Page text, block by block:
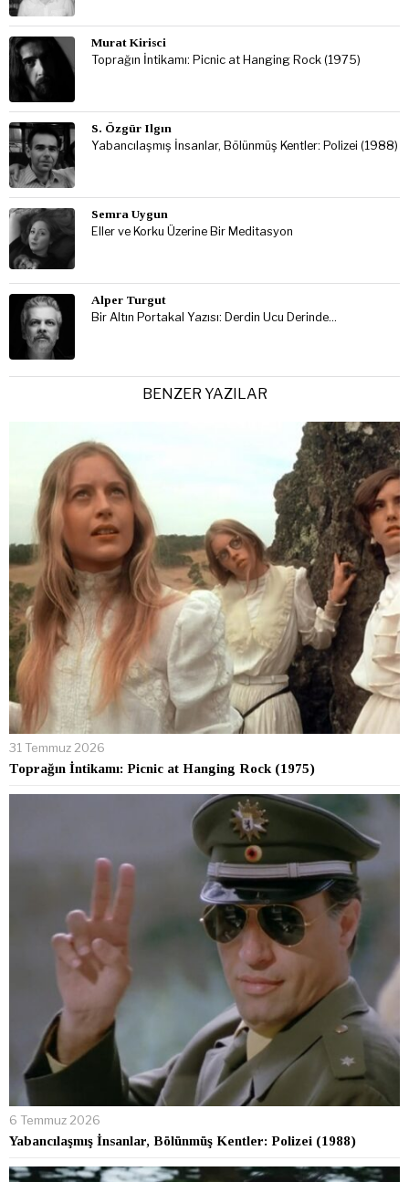
Murat Kirisci
Toprağın İntikamı: Picnic at Hanging Rock (1975)
S. Özgür Ilgın
Yabancılaşmış İnsanlar, Bölünmüş Kentler: Polizei (1988)
Semra Uygun
Eller ve Korku Üzerine Bir Meditasyon
Alper Turgut
Bir Altın Portakal Yazısı: Derdin Ucu Derinde…
BENZER YAZILAR
31 Temmuz 2026
Toprağın İntikamı: Picnic at Hanging Rock (1975)
6 Temmuz 2026
Yabancılaşmış İnsanlar, Bölünmüş Kentler: Polizei (1988)